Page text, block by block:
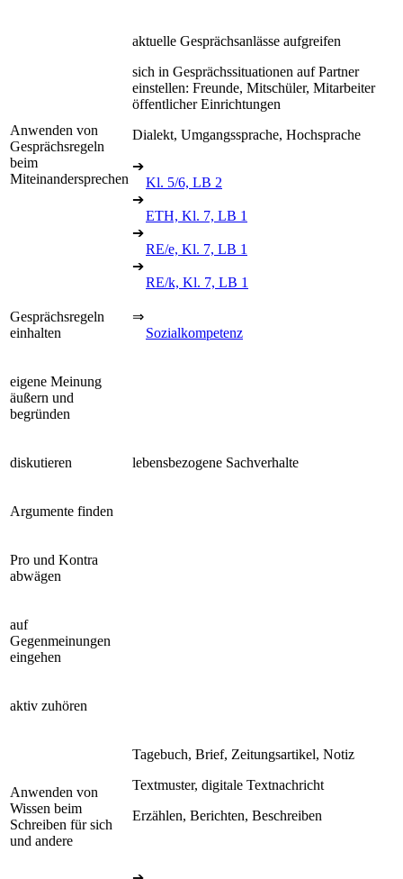
Anwenden von
Gesprächsregeln
beim
Miteinandersprechen
aktuelle Gesprächsanlässe aufgreifen
sich in Gesprächssituationen auf Partner
einstellen: Freunde, Mitschüler, Mitarbeiter
öffentlicher Einrichtungen
Dialekt, Umgangssprache, Hochsprache
➔
Kl. 5/6, LB 2
➔
ETH, Kl. 7, LB 1
➔
RE/e, Kl. 7, LB 1
➔
RE/k, Kl. 7, LB 1
Gesprächsregeln
einhalten
⇒
Sozialkompetenz
eigene Meinung
äußern und
begründen
diskutieren lebensbezogene Sachverhalte
Argumente finden
Pro und Kontra
abwägen
auf
Gegenmeinungen
eingehen
aktiv zuhören
Anwenden von
Wissen beim
Schreiben für sich
und andere
Tagebuch, Brief, Zeitungsartikel, Notiz
Textmuster, digitale Textnachricht
Erzählen, Berichten, Beschreiben